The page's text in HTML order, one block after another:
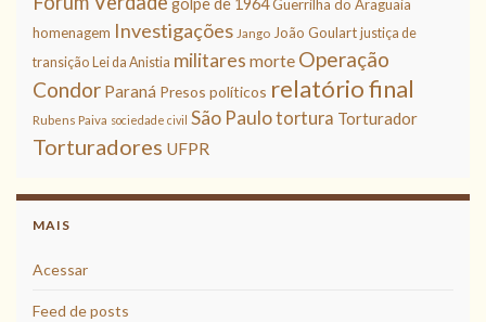
Guerrilha do Araguaia
homenagem Investigações Jango João Goulart justiça de
transição Lei da Anistia militares morte Operação
Condor Paraná Presos políticos relatório final
Rubens Paiva sociedade civil São Paulotortura Torturador
Torturadores UFPR
MAIS
Acessar
Feed de posts